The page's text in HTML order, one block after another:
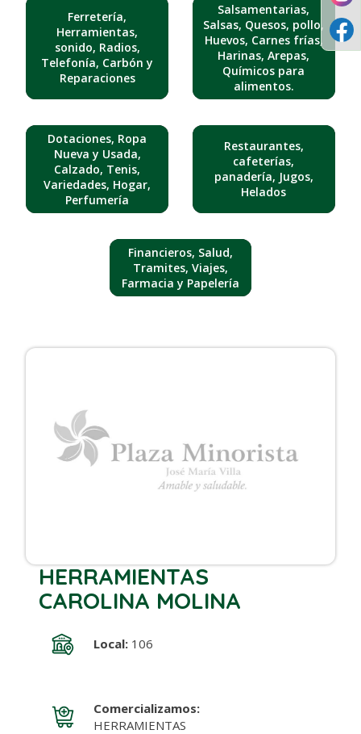
Ferretería,
Herramientas,
sonido, Radios,
Telefonía, Carbón y
Reparaciones
Salsamentarias,
Salsas, Quesos, pollo,
Huevos, Carnes frías,
Harinas, Arepas,
Químicos para
alimentos.
Dotaciones, Ropa
Nueva y Usada,
Calzado, Tenis,
Variedades, Hogar,
Perfumería
Restaurantes,
cafeterías,
panadería, Jugos,
Helados
Financieros, Salud,
Tramites, Viajes,
Farmacia y Papelería
HERRAMIENTAS
CAROLINA MOLINA
Local:106
Comercializamos:
HERRAMIENTAS